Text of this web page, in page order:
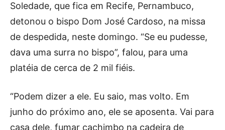
Soledade, que fica em Recife, Pernambuco,
detonou o bispo Dom José Cardoso, na missa
de despedida, neste domingo. “Se eu pudesse,
dava uma surra no bispo”, falou, para uma
platéia de cerca de 2 mil fiéis.
“Podem dizer a ele. Eu saio, mas volto. Em
junho do próximo ano, ele se aposenta. Vai para
casa dele, fumar cachimbo na cadeira de